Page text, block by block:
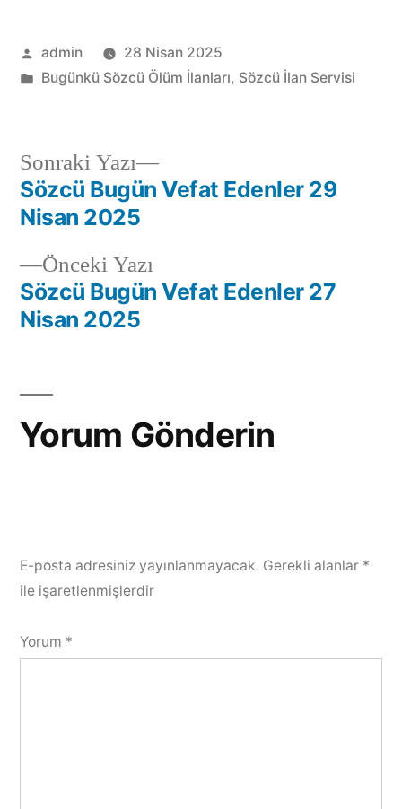
admin
28 Nisan 2025
Bugünkü Sözcü Ölüm İlanları, Sözcü İlan Servisi
Önceki Yazı
Sözcü Bugün Vefat Edenler 27
Nisan 2025
Sonraki Yazı
Sözcü Bugün Vefat Edenler 29
Nisan 2025
Yorum Gönderin
E-posta adresiniz yayınlanmayacak. Gerekli alanlar *
ile işaretlenmişlerdir
Yorum *